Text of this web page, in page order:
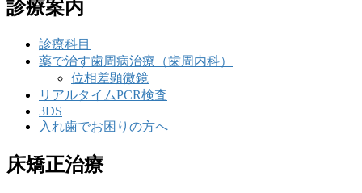
診療案内
診療科目
薬で治す歯周病治療（歯周内科）
位相差顕微鏡
リアルタイムPCR検査
3DS
入れ歯でお困りの方へ
床矯正治療